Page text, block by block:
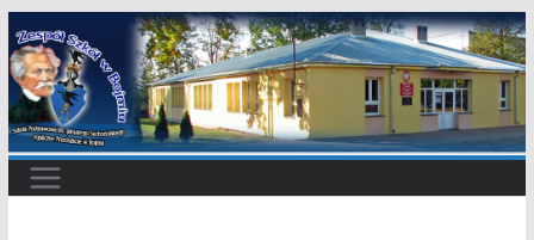
Przejdź
do
treści